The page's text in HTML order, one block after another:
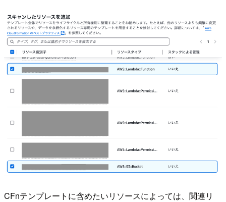
CFnテンプレートに含めたいリソースによっては、関連リ